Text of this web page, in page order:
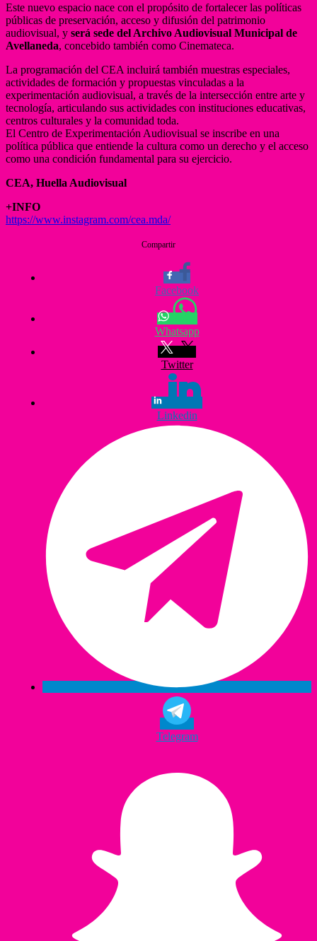
Este nuevo espacio nace con el propósito de fortalecer las políticas
públicas de preservación, acceso y difusión del patrimonio
audiovisual, y será sede del Archivo Audiovisual Municipal de
Avellaneda, concebido también como Cinemateca.
La programación del CEA incluirá también muestras especiales,
actividades de formación y propuestas vinculadas a la
experimentación audiovisual, a través de la intersección entre arte y
tecnología, articulando sus actividades con instituciones educativas,
centros culturales y la comunidad toda.
El Centro de Experimentación Audiovisual se inscribe en una
política pública que entiende la cultura como un derecho y el acceso
como una condición fundamental para su ejercicio.
CEA, Huella Audiovisual
+INFO
https://www.instagram.com/cea.mda/
Compartir
Facebook
Whatsapp
Twitter
Linkedin
Telegram